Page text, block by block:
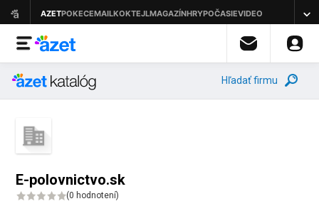
Hľadať firmu
E-polovnictvo.sk
(0 hodnotení)